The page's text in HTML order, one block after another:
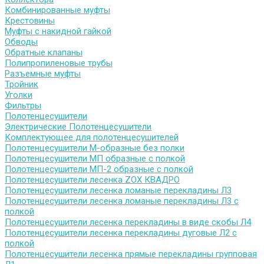
Комбинированные муфты
Крестовины
Муфты с накидной гайкой
Обводы
Обратные клапаны
Полипропиленовые трубы
Разъемные муфты
Тройник
Уголки
Фильтры
Полотенцесушители
Электрические Полотенцесушители
Комплектующее для полотенцесушителей
Полотенцесушители М-образные без полки
Полотенцесушители МП образные с полкой
Полотенцесушители МП-2 образные с полкой
Полотенцесушители лесенка ZOX КВАДРО
Полотенцесушители лесенка ломаные перекладины Л3
Полотенцесушители лесенка ломаные перекладины Л3 с
полкой
Полотенцесушители лесенка перекладины в виде скобы Л4
Полотенцесушители лесенка перекладины дуговые Л2 с
полкой
Полотенцесушители лесенка прямые перекладины групповая